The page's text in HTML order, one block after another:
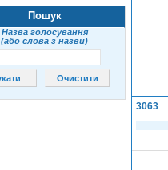
Пошук
Назва голосування
(або слова з назви)
3063